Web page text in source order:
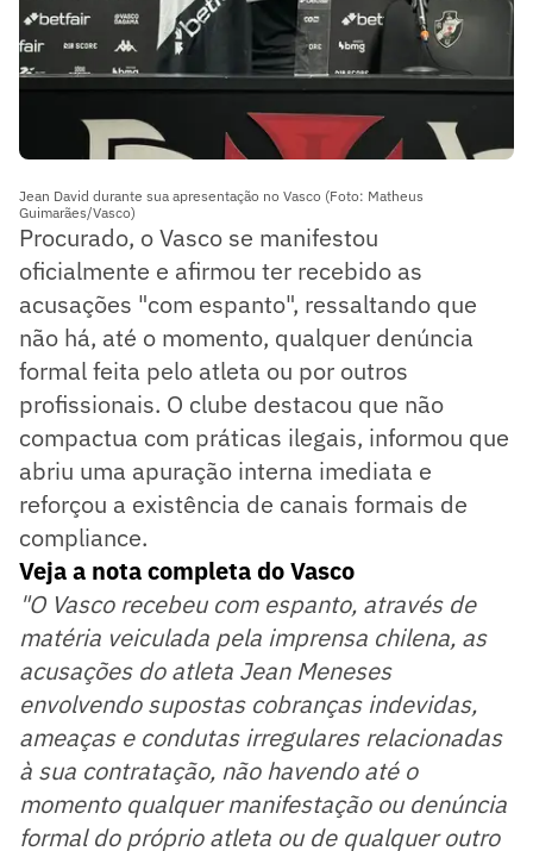
Jean David durante sua apresentação no Vasco (Foto: Matheus
Guimarães/Vasco)
Procurado, o Vasco se manifestou
oficialmente e afirmou ter recebido as
acusações "com espanto", ressaltando que
não há, até o momento, qualquer denúncia
formal feita pelo atleta ou por outros
profissionais. O clube destacou que não
compactua com práticas ilegais, informou que
abriu uma apuração interna imediata e
reforçou a existência de canais formais de
compliance.
Veja a nota completa do Vasco
"O Vasco recebeu com espanto, através de
matéria veiculada pela imprensa chilena, as
acusações do atleta Jean Meneses
envolvendo supostas cobranças indevidas,
ameaças e condutas irregulares relacionadas
à sua contratação, não havendo até o
momento qualquer manifestação ou denúncia
formal do próprio atleta ou de qualquer outro